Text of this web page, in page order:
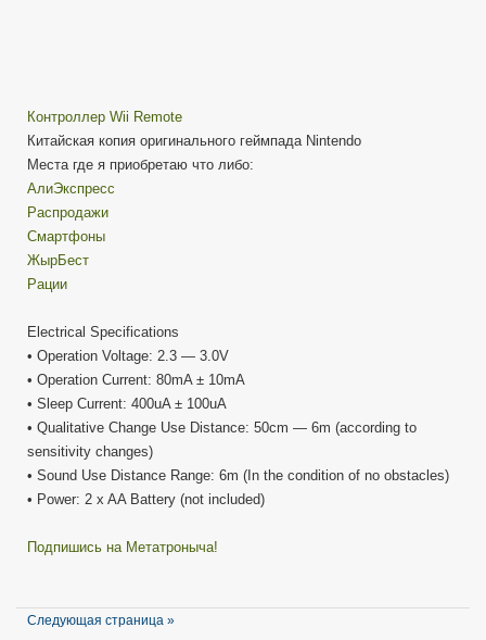
Контроллер Wii Remote
Китайская копия оригинального геймпада Nintendo
Места где я приобретаю что либо:
АлиЭкспресс
Распродажи
Смартфоны
ЖырБест
Рации
Electrical Specifications
• Operation Voltage: 2.3 — 3.0V
• Operation Current: 80mA ± 10mA
• Sleep Current: 400uA ± 100uA
• Qualitative Change Use Distance: 50cm — 6m (according to
sensitivity changes)
• Sound Use Distance Range: 6m (In the condition of no obstacles)
• Power: 2 x AA Battery (not included)
Подпишись на Метатроныча!
Следующая страница »